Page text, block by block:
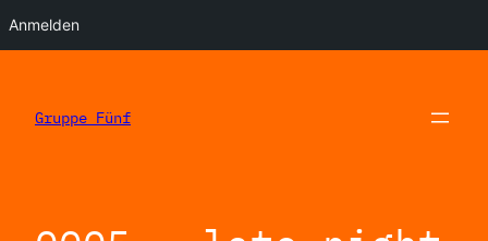
Anmelden
springen
Gruppe Fünf